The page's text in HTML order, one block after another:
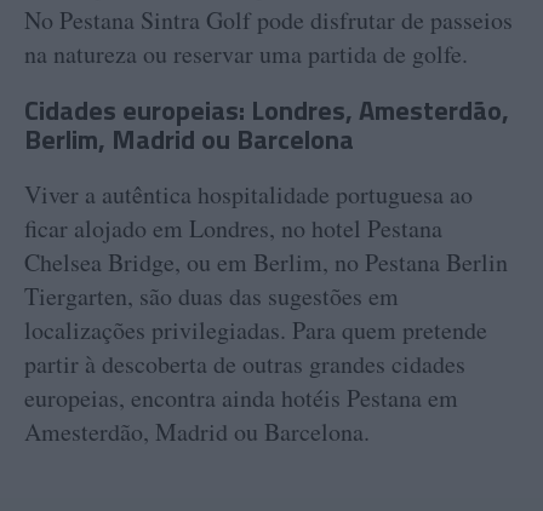
No Pestana Sintra Golf pode disfrutar de passeios
na natureza ou reservar uma partida de golfe.
Cidades europeias: Londres, Amesterdão,
Berlim, Madrid ou Barcelona
Viver a autêntica hospitalidade portuguesa ao
ficar alojado em Londres, no hotel Pestana
Chelsea Bridge, ou em Berlim, no Pestana Berlin
Tiergarten, são duas das sugestões em
localizações privilegiadas. Para quem pretende
partir à descoberta de outras grandes cidades
europeias, encontra ainda hotéis Pestana em
Amesterdão, Madrid ou Barcelona.